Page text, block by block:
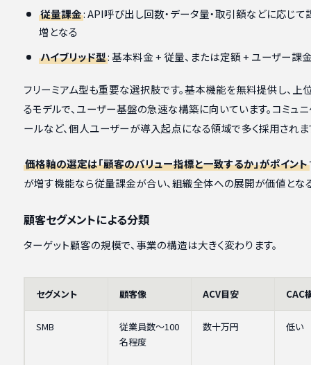
従量課金: API呼び出し回数・データ量・取引額などに応じ
増となる
ハイブリッド型: 基本料金 + 従量、または定額 + ユーザー課
フリーミアム型も重要な選択肢です。基本機能を無料提供し、
るモデルで、ユーザー基盤の急速な構築に向いています。コミュ
ールなど、個人ユーザーが導入起点になる領域で多く採用されま
価格軸の選定は「顧客のバリュー指標と一致するか」がポイント
が増す機能なら従量課金が合い、組織全体への展開が価値とな
顧客セグメントによる分類
ターゲット顧客の規模で、事業の構造は大きく変わります。
セグメント 顧客像 ACV目安 CAC
SMB
従業員数〜100
名程度
数十万円 低い